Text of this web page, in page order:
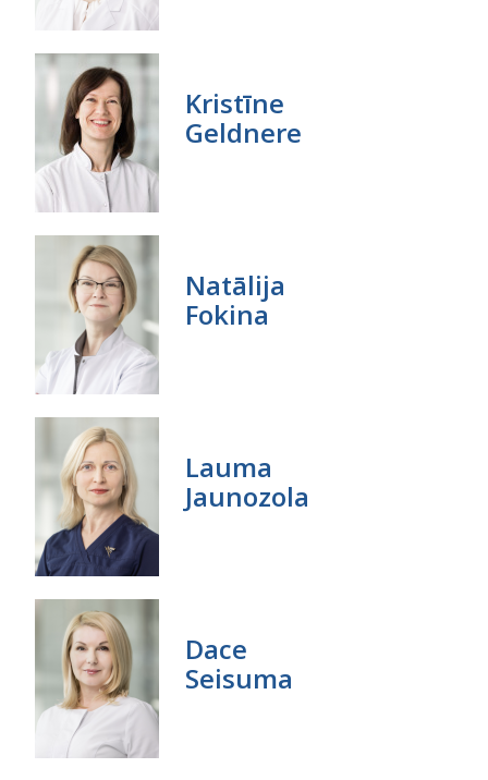
Kristīne
Geldnere
Natālija
Fokina
Lauma
Jaunozola
Dace
Seisuma